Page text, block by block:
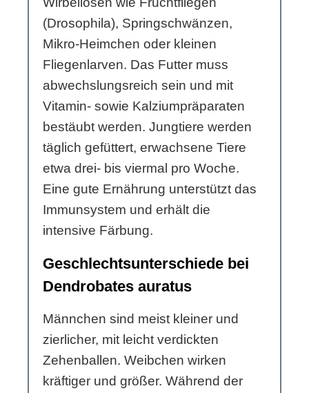
(Drosophila), Springschwänzen,
Mikro-Heimchen oder kleinen
Fliegenlarven. Das Futter muss
abwechslungsreich sein und mit
Vitamin- sowie Kalziumpräparaten
bestäubt werden. Jungtiere werden
täglich gefüttert, erwachsene Tiere
etwa drei- bis viermal pro Woche.
Eine gute Ernährung unterstützt das
Immunsystem und erhält die
intensive Färbung.
Geschlechtsunterschiede bei
Dendrobates auratus
Männchen sind meist kleiner und
zierlicher, mit leicht verdickten
Zehenballen. Weibchen wirken
kräftiger und größer. Während der